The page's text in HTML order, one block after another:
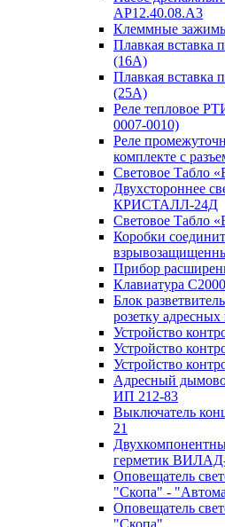
АP12.40.08.A3
Клеммные
Плавкая вставка
(16А)
Плавкая вставка
(25А)
Реле тепловое
0007-0010)
Реле
комплекте с
Световое Табло
Двухстороннее
КРИСТАЛЛ-24Д
Световое Табло
Коробки
Прибор
Клавиатура
Блок
розетку
Устройство
Устройство
Устройство
Адресный
ИП 212-83
Выключатель
21
герметик
Оповещатель
"Скопа" -
Оповещатель
"Скопа"